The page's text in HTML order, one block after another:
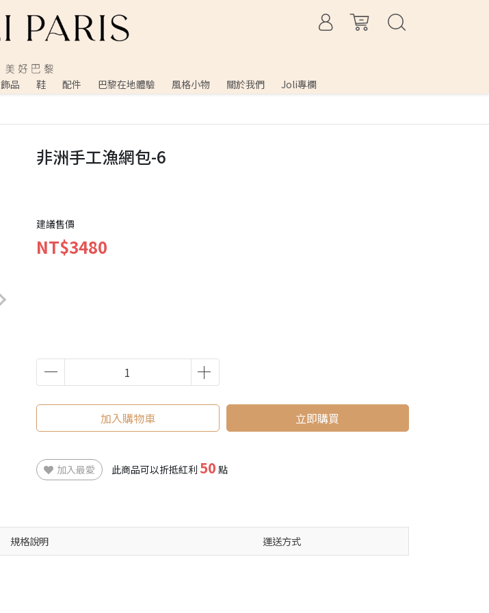
飾品 鞋 配件 巴黎在地體驗 風格小物 關於我們
Joli專欄
非洲手工漁網包-6
建議售價
NT$3480
加入購物車 立即購買
加入最愛 此商品可以折抵紅利 50 點
規格說明 運送方式